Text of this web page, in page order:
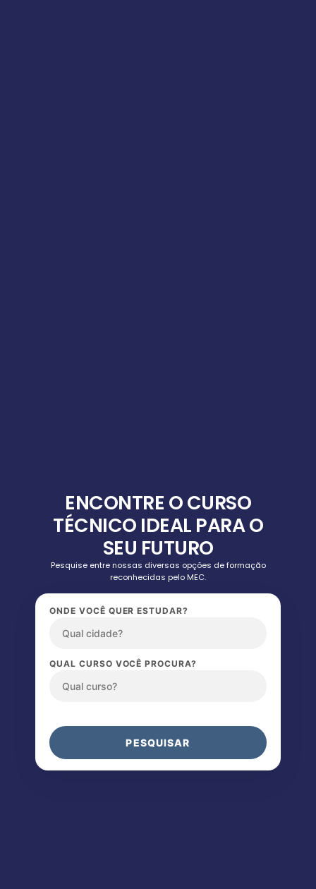
ENCONTRE O CURSO
TÉCNICO IDEAL PARA O
SEU FUTURO
Pesquise entre nossas diversas opções de formação
reconhecidas pelo MEC.
ONDE VOCÊ QUER ESTUDAR?
QUAL CURSO VOCÊ PROCURA?
PESQUISAR